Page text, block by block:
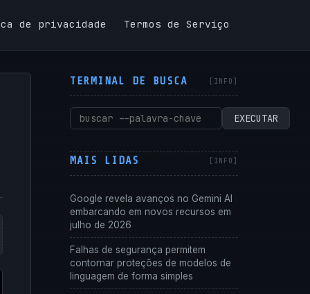
de privacidade Termos de Serviço
TERMINAL DE BUSCA
Pesquisar
por:
EXECUTAR
MAIS LIDAS
Google revela avanços no Gemini AI
embarcando em novos recursos em
julho de 2026
Falhas de segurança permitem
contornar proteções de modelos de
linguagem de forma simples